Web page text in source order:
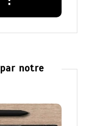
notre